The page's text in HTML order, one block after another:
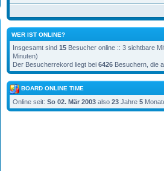
WER IST ONLINE?
Insgesamt sind 15 Besucher online :: 3 sichtbare
Minuten)
Der Besucherrekord liegt bei 6426 Besuchern, die
BOARD ONLINE TIME
Online seit: So 02. Mär 2003 also 23 Jahre 5